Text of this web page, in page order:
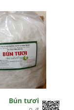
Bún tươi